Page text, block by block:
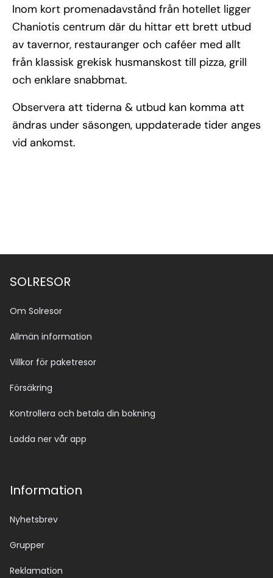
Inom kort promenadavstånd från hotellet ligger
Chaniotis centrum där du hittar ett brett utbud
av tavernor, restauranger och caféer med allt
från klassisk grekisk husmanskost till pizza, grill
och enklare snabbmat.
Observera att tiderna & utbud kan komma att
ändras under säsongen, uppdaterade tider anges
vid ankomst.
SOLRESOR
Om Solresor
Allmän information
Villkor för paketresor
Försäkring
Kontrollera och betala din bokning
Ladda ner vår app
Information
Nyhetsbrev
Grupper
Reklamation